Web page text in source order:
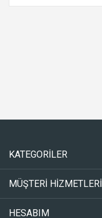
KATEGORİLER
MÜŞTERİ HİZMETLERİ
HESABIM